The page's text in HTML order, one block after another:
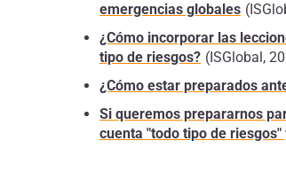
emergencias globales
¿Cómo incorporar las
tipo de riesgos? (ISGlobal,
¿Cómo estar preparados
Si queremos prepararnos
cuenta "todo tipo de